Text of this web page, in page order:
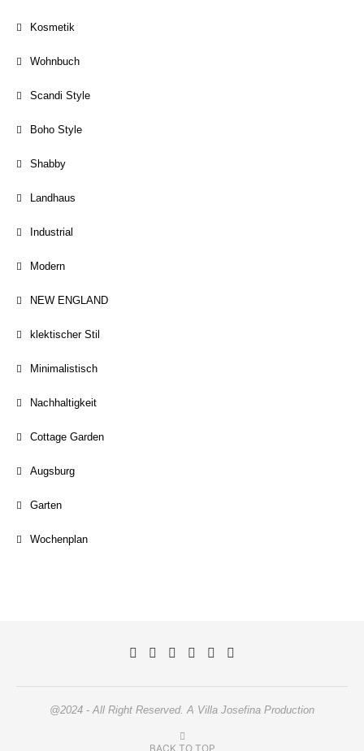
Kosmetik
Wohnbuch
Scandi Style
Boho Style
Shabby
Landhaus
Industrial
Modern
NEW ENGLAND
klektischer Stil
Minimalistisch
Nachhaltigkeit
Cottage Garden
Augsburg
Garten
Wochenplan
@2024 - All Right Reserved. A Villa Josefina Production
BACK TO TOP